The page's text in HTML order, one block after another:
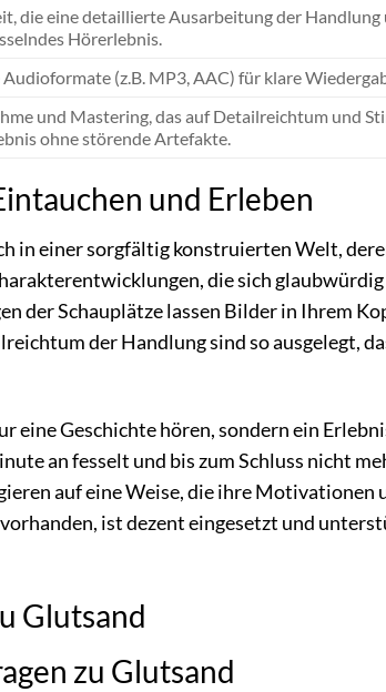
die eine detaillierte Ausarbeitung der
Hörerlebnis.
(z.B. MP3, AAC) für klare
und Mastering, das auf Detailreichtum und
ohne störende Artefakte.
und Erleben
in einer sorgfältig konstruierten Welt,
die sich
der Schauplätze lassen Bilder in Ihrem
der Handlung sind so ausgelegt,
eine Geschichte hören, sondern ein
an fesselt und bis zum Schluss nicht
auf eine Weise, die ihre
ist dezent eingesetzt und
Glutsand
zu Glutsand